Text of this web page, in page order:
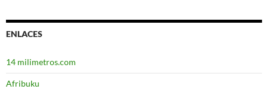
ENLACES
14 milimetros.com
Afribuku